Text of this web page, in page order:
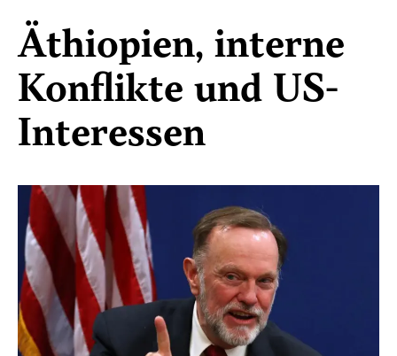
Äthiopien, interne
Konflikte und US-
Interessen